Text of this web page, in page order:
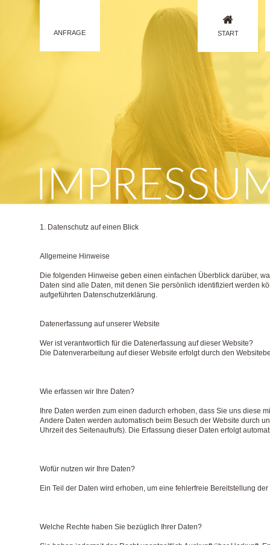
ANFRAGE START
1. Datenschutz auf einen Blick
Allgemeine Hinweise
Die folgenden Hinweise geben einen einfachen Überblick darüber,
Daten sind alle Daten, mit denen Sie persönlich identifiziert werden
aufgeführten Datenschutzerklärung.
Datenerfassung auf unserer Website
Wer ist verantwortlich für die Datenerfassung auf dieser Website?
Die Datenverarbeitung auf dieser Website erfolgt durch den
Wie erfassen wir Ihre Daten?
Ihre Daten werden zum einen dadurch erhoben, dass Sie uns diese
Andere Daten werden automatisch beim Besuch der Website durch
Uhrzeit des Seitenaufrufs). Die Erfassung dieser Daten erfolgt
Wofür nutzen wir Ihre Daten?
Ein Teil der Daten wird erhoben, um eine fehlerfreie Bereitstellung
Welche Rechte haben Sie bezüglich Ihrer Daten?